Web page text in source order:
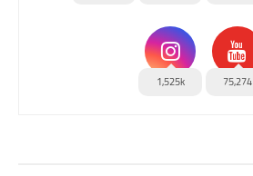
75,274
1,525k